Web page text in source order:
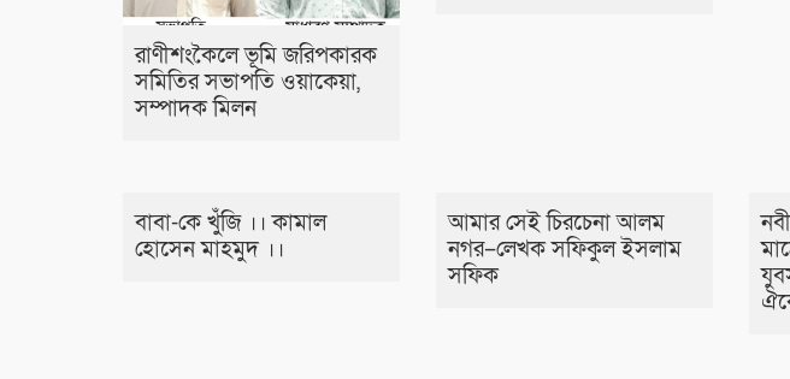
রাণীশংকৈলে ভূমি জরিপকারক
সমিতির সভাপতি ওয়াকেয়া,
সম্পাদক মিলন
বাবা-কে খুঁজি ।। কামাল
হোসেন মাহমুদ ।।
আমার সেই চিরচেনা আলম
নগর–লেখক সফিকুল ইসলাম
সফিক